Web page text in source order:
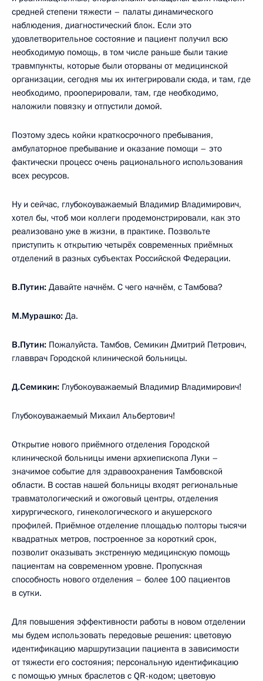
средней степени тяжести – палаты динамического
наблюдения, диагностический блок. Если это
удовлетворительное состояние и пациент получил всю
необходимую помощь, в том числе раньше были такие
травмпункты, которые были оторваны от медицинской
организации, сегодня мы их интегрировали сюда, и там, где
необходимо, прооперировали, там, где необходимо,
наложили повязку и отпустили домой.
Поэтому здесь койки краткосрочного пребывания,
амбулаторное пребывание и оказание помощи – это
фактически процесс очень рационального использования
всех ресурсов.
Ну и сейчас, глубокоуважаемый Владимир Владимирович,
хотел бы, чтоб мои коллеги продемонстрировали, как это
реализовано уже в жизни, в практике. Позвольте
приступить к открытию четырёх современных приёмных
отделений в разных субъектах Российской Федерации.
В.Путин: Давайте начнём. С чего начнём, с Тамбова?
М.Мурашко: Да.
В.Путин: Пожалуйста. Тамбов, Семикин Дмитрий Петрович,
главврач Городской клинической больницы.
Д.Семикин: Глубокоуважаемый Владимир Владимирович!
Глубокоуважаемый Михаил Альбертович!
Открытие нового приёмного отделения Городской
клинической больницы имени архиепископа Луки –
значимое событие для здравоохранения Тамбовской
области. В состав нашей больницы входят региональные
травматологический и ожоговый центры, отделения
хирургического, гинекологического и акушерского
профилей. Приёмное отделение площадью полторы тысячи
квадратных метров, построенное за короткий срок,
позволит оказывать экстренную медицинскую помощь
пациентам на современном уровне. Пропускная
способность нового отделения – более 100 пациентов
в сутки.
Для повышения эффективности работы в новом отделении
мы будем использовать передовые решения: цветовую
идентификацию маршрутизации пациента в зависимости
от тяжести его состояния; персональную идентификацию
с помощью умных браслетов с QR-кодом; цветовую